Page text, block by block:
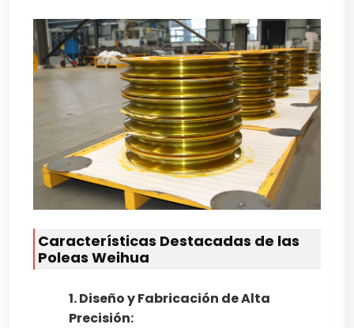
Características Destacadas de las
Poleas Weihua
1. Diseño y Fabricación de Alta
Precisión: